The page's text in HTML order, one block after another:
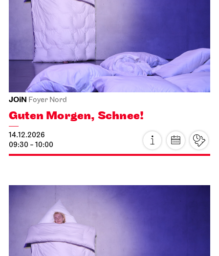
Staatsorchester StuttgartLiederhalle, Beethovensaal
2. Sinfonie­konzert
22.11.2026
11:00